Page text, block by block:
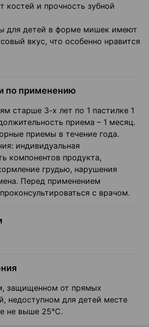
костей и прочность зубной
для детей в форме мишек имеют
вкус, что особенно нравится
по применению
старше 3-х лет по 1 пастилке 1
приема – 1 месяц.
приемы в течение года.
индивидуальная
компонентов продукта,
грудью, нарушения
Перед применением
с врачом.
защищенном от прямых
недоступном для детей месте
не выше 25°С.